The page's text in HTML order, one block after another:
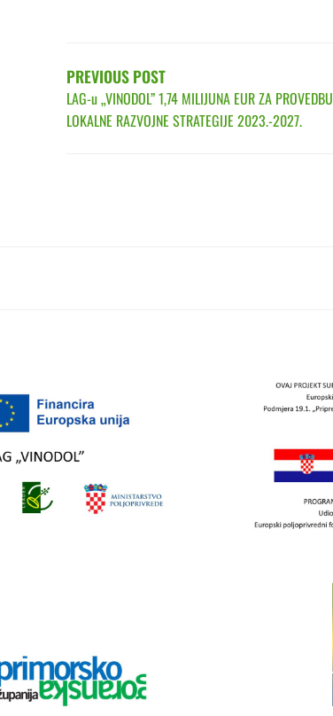
PREVIOUS POST
LAG-u „VINODOL” 1,74 MILIJUNA EUR ZA PROVEDBU
LOKALNE RAZVOJNE STRATEGIJE 2023.-2027.